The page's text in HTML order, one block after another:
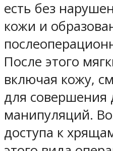
есть без
кожи и
После этого
включая кожу,
для
манипуляций.
доступа к